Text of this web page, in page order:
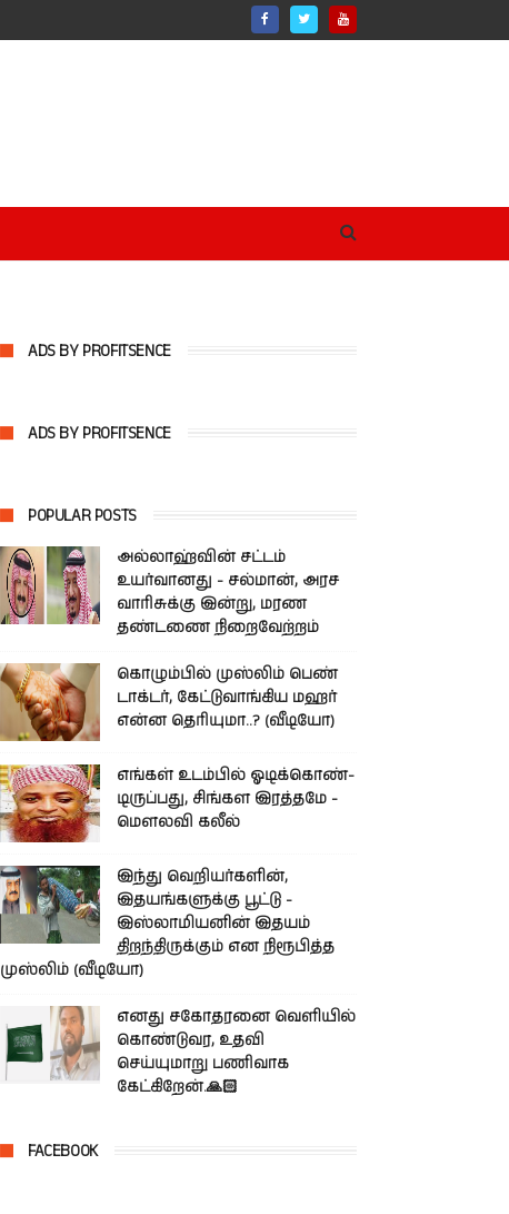
ADS BY PROFITSENCE
ADS BY PROFITSENCE
POPULAR POSTS
அல்லாஹ்வின் சட்டம்
உயர்வானது - சல்மான், அரச
வாரிசுக்கு இன்று, மரண
தண்டணை நிறைவேற்றம்
கொழும்பில் முஸ்லிம் பெண்
டாக்டர், கேட்டுவாங்கிய மஹர்
என்ன தெரியுமா..? (வீடியோ)
எங்கள் உடம்பில் ஓடிக்­கொண்­
டி­ருப்­பது, சிங்­கள இரத்­தமே -
மௌலவி கலீல்
இந்து வெறியர்களின்,
இதயங்களுக்கு பூட்டு -
இஸ்லாமியனின் இதயம்
திறந்திருக்கும் என நிரூபித்த
முஸ்லிம் (வீடியோ)
எனது சகோதரனை வெளியில்
கொண்டுவர, உதவி
செய்யுமாறு பணிவாக
கேட்கிறேன்.🙏🏻
FACEBOOK